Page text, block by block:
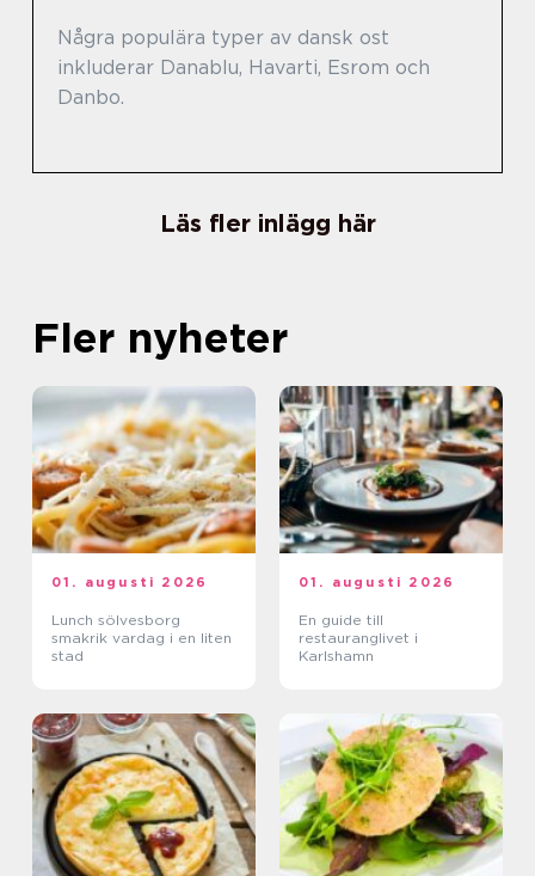
Några populära typer av dansk ost
inkluderar Danablu, Havarti, Esrom och
Danbo.
Läs fler inlägg här
Fler nyheter
01. augusti 2026
Lunch sölvesborg
smakrik vardag i en liten
stad
01. augusti 2026
En guide till
restauranglivet i
Karlshamn